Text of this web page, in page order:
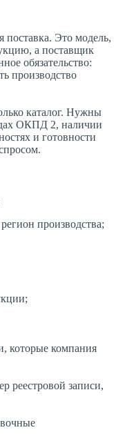
поставка. Это модель,
а поставщик
обязательство:
производство
каталог. Нужны
ОКПД 2, наличии
и готовности
производства;
которые компания
реестровой записи,